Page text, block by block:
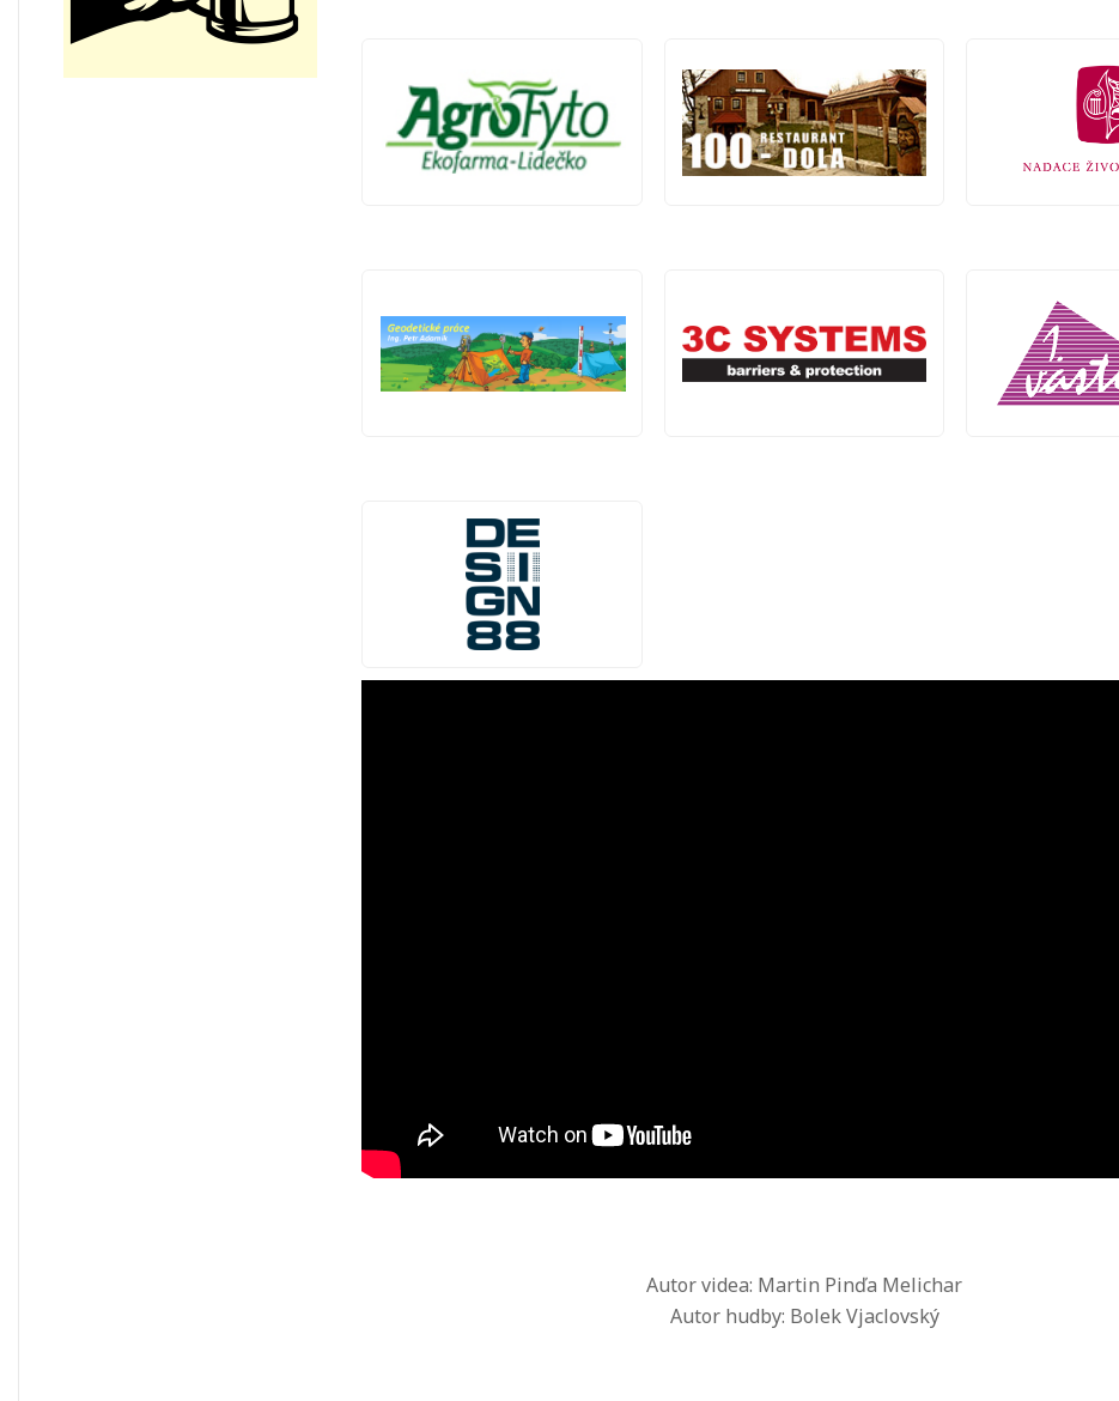
Autor videa: Martin Pinďa Melichar
Autor hudby: Bolek Vjaclovský